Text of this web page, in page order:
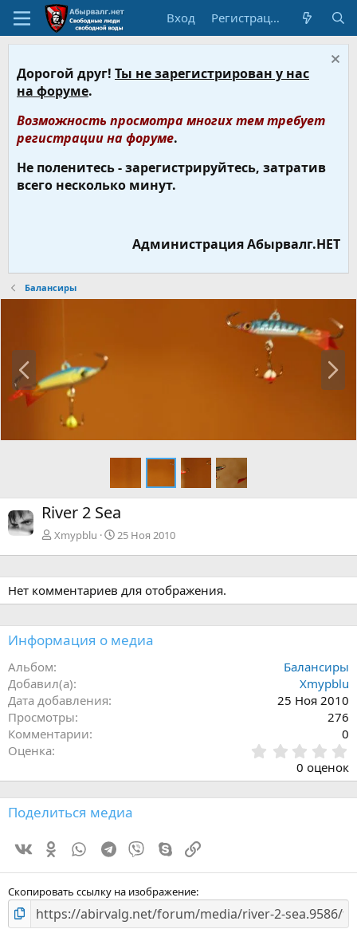
Вход Регистрация
Дорогой друг! Ты не зарегистрирован у нас
на форуме.
Возможность просмотра многих тем требует
регистрации на форуме.
Не поленитесь - зарегистрируйтесь, затратив
всего несколько минут.
Администрация Абырвалг.НЕТ
Балансиры
з
В
е
д
River 2 Sea
Xmypblu 25 Ноя 2010
Нет комментариев для отображения.
Информация о медиа
Альбом
Балансиры
Добавил(а)
Xmypblu
Дата добавления
25 Ноя 2010
Просмотры
276
Комментарии
0
Оценка
.
0
0 оценок
Поделиться медиа
Ok WhatsAppTelegram
Viber SkypeСсылка
Скопировать ссылку на изображение